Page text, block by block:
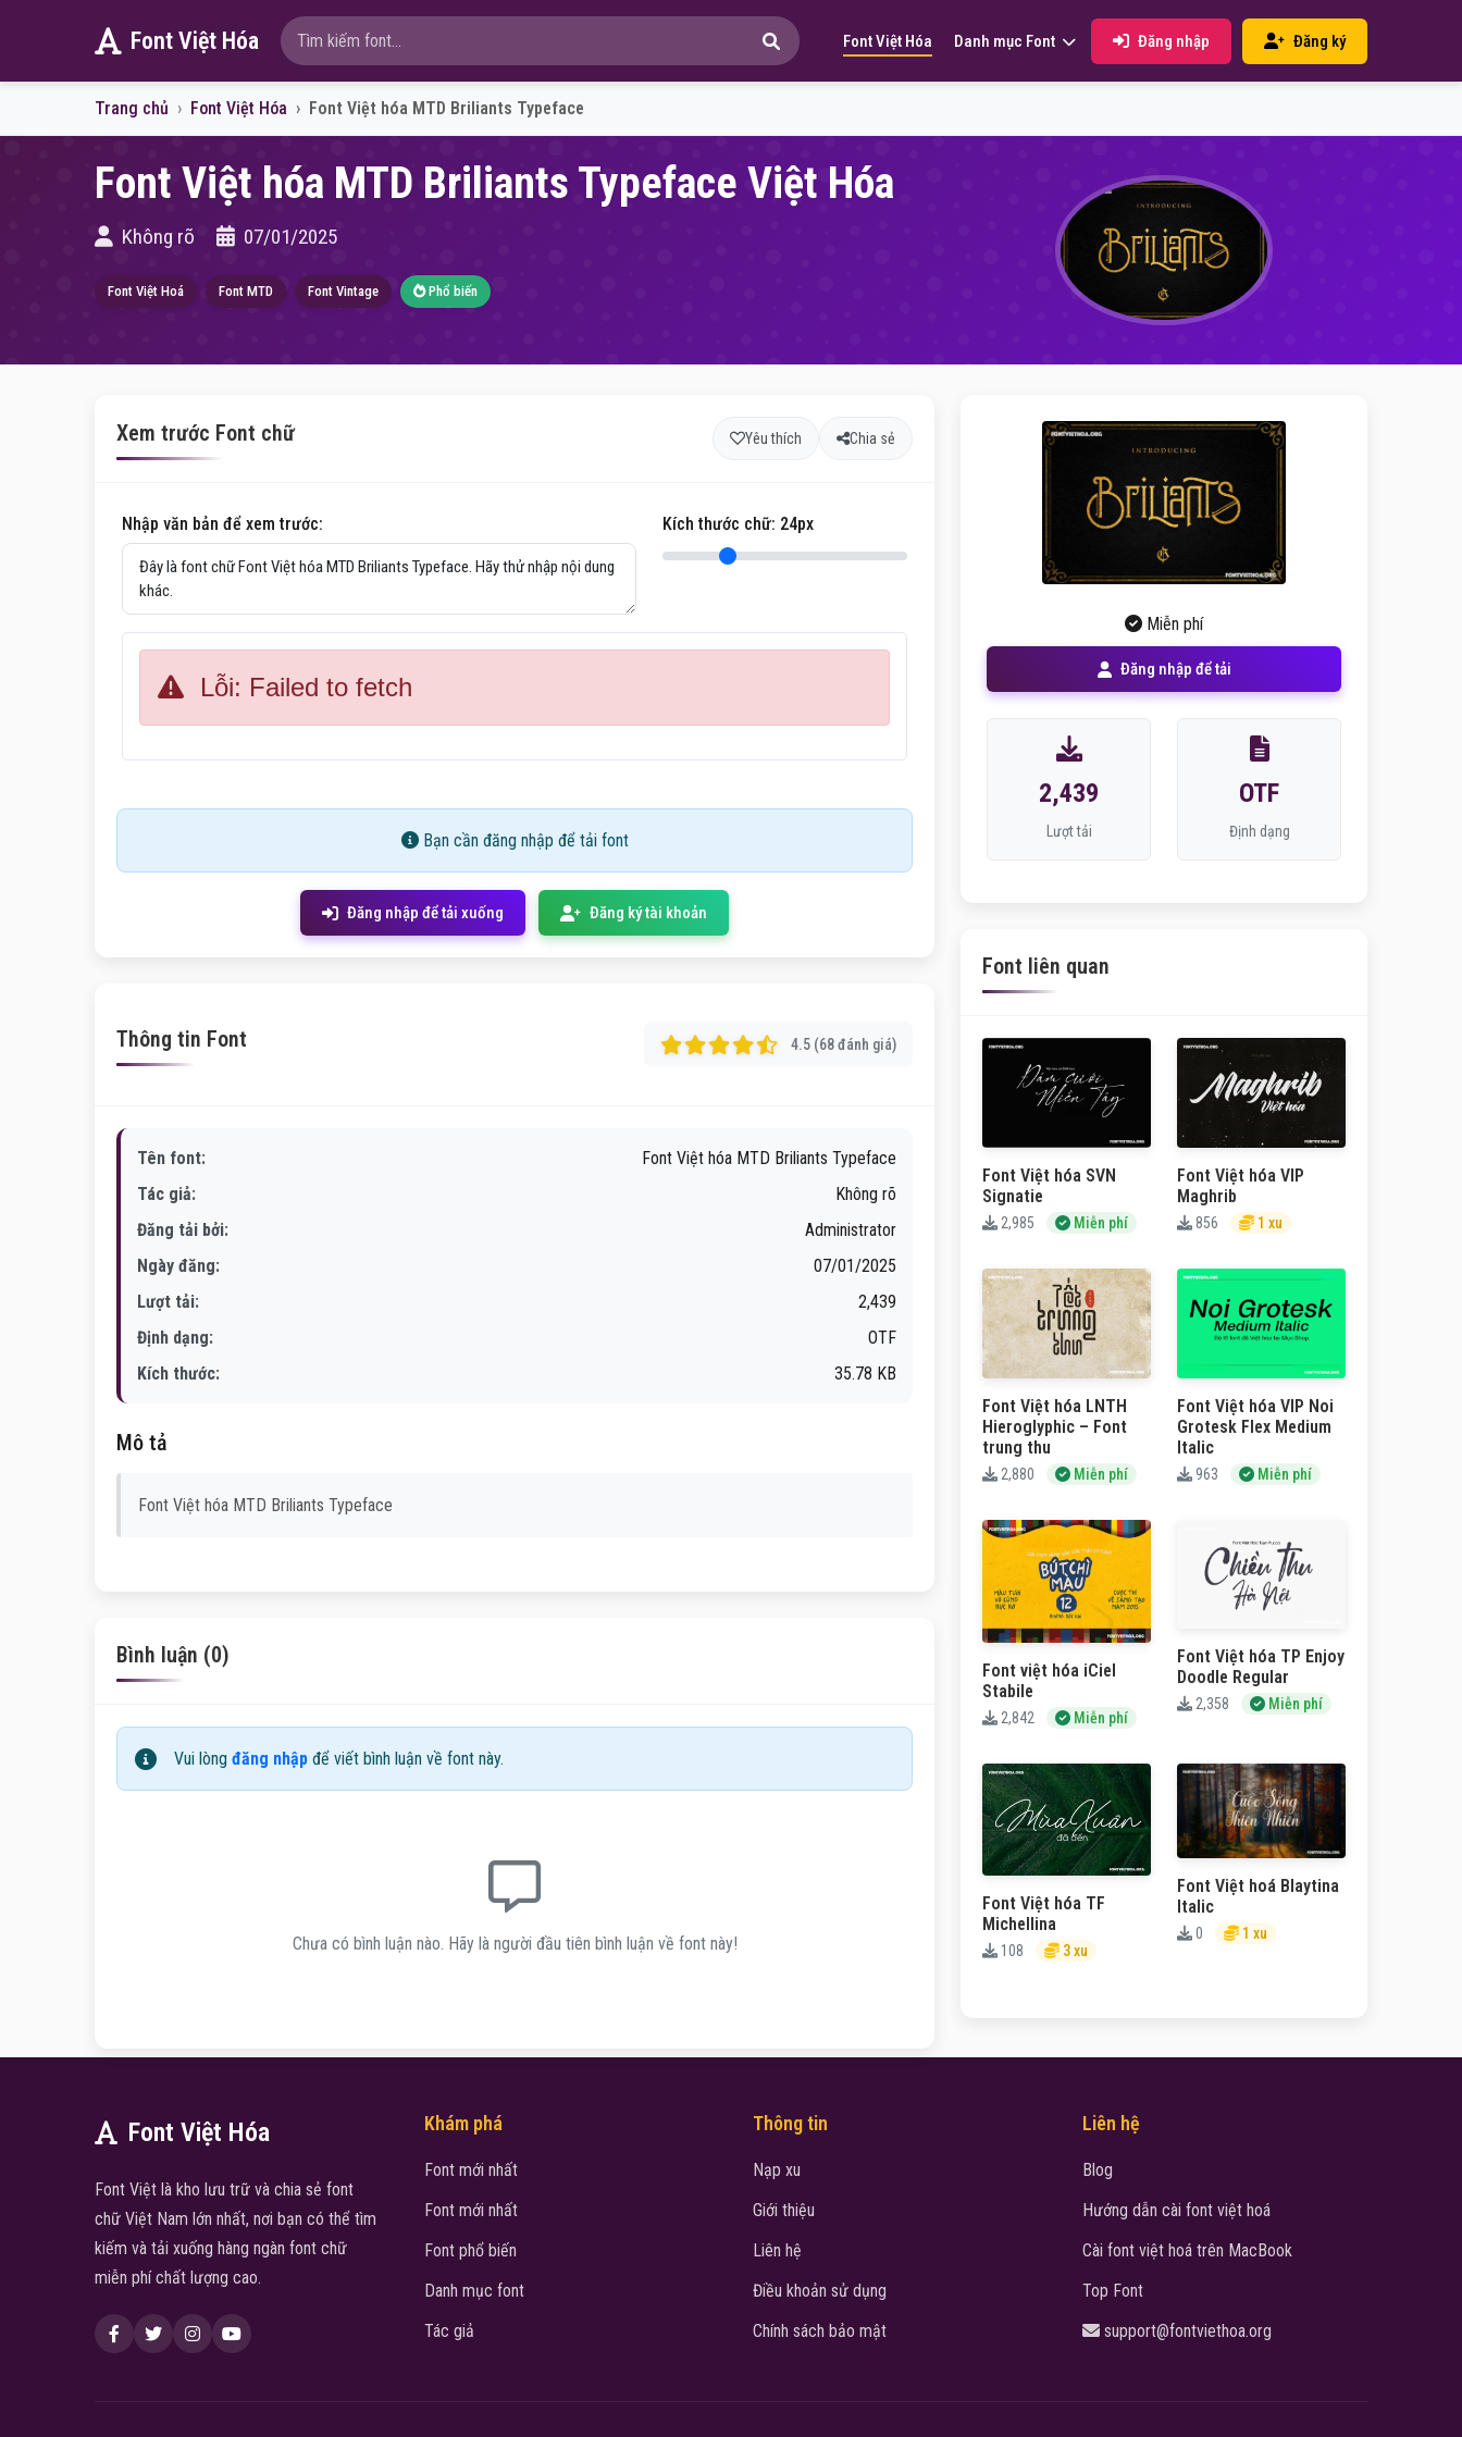
Font Việt Hóa Font Việt Hóa Danh mục Font Đăng nhập Đăng ký
Trang chủ Font Việt Hóa Font Việt hóa MTD Briliants Typeface
Font Việt hóa MTD Briliants Typeface Việt Hóa
Không rõ 07/01/2025
Font Việt Hoá Font MTD Font Vintage Phổ biến
Xem trước Font chữ Yêu thích Chia sẻ
Nhập văn bản để xem trước: Kích thước chữ: 24px
Lỗi: Failed to fetch
Bạn cần đăng nhập để tải font
Đăng nhập để tải xuống Đăng ký tài khoản
Thông tin Font 4.5 (68 đánh giá)
Tên font:
Font Việt hóa MTD Briliants Typeface
Tác giả:
Không rõ
Đăng tải bởi:
Administrator
Ngày đăng:
07/01/2025
Lượt tải:
2,439
Định dạng:
OTF
Kích thước:
35.78 KB
Mô tả
Font Việt hóa MTD Briliants Typeface
Bình luận (0)
Vui lòng đăng nhập để viết bình luận về font này.
Chưa có bình luận nào. Hãy là người đầu tiên bình luận về font này!
Miễn phí
Đăng nhập để tải
2,439
Lượt tải
OTF
Định dạng
Font liên quan
Font Việt hóa SVN
Signatie
2,985 Miễn phí
Font Việt hóa VIP
Maghrib
856 1 xu
Font Việt hóa LNTH
Hieroglyphic – Font
trung thu
2,880 Miễn phí
Font Việt hóa VIP Noi
Grotesk Flex Medium
Italic
963 Miễn phí
Font việt hóa iCiel
Stabile
2,842 Miễn phí
Font Việt hóa TP Enjoy
Doodle Regular
2,358 Miễn phí
Font Việt hóa TF
Michellina
108 3 xu
Font Việt hoá Blaytina
Italic
0 1 xu
Font Việt Hóa
Font Việt là kho lưu trữ và chia sẻ font
chữ Việt Nam lớn nhất, nơi bạn có thể tìm
kiếm và tải xuống hàng ngàn font chữ
miễn phí chất lượng cao.
Khám phá
Font mới nhất
Font mới nhất
Font phổ biến
Danh mục font
Tác giả
Thông tin
Nạp xu
Giới thiệu
Liên hệ
Điều khoản sử dụng
Chính sách bảo mật
Liên hệ
Blog
Hướng dẫn cài font việt hoá
Cài font việt hoá trên MacBook
Top Font
support@fontviethoa.org